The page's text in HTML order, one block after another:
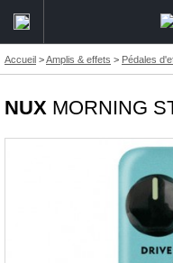
Accueil >Amplis & effets > Pédales
NUX MORNING